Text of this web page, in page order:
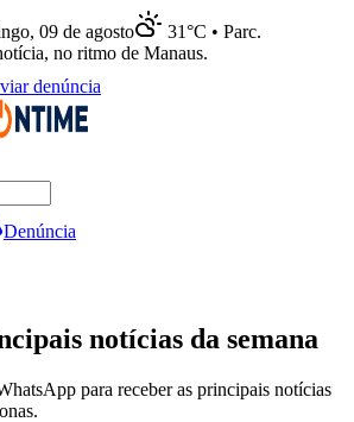
09 de agosto
31°C • Parc.
no ritmo de Manaus.
denúncia
Denúncia
notícias da semana
para receber as principais notícias